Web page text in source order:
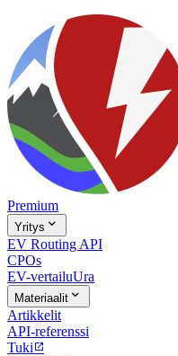
Premium
Yritys 
EV Routing API
CPOs
EV-vertailuUra
Materiaalit 
Artikkelit
API-referenssi
Tuki 